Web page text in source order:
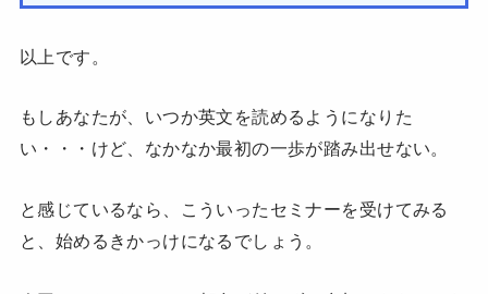
以上です。
もしあなたが、いつか英文を読めるようになりた
い・・・けど、なかなか最初の一歩が踏み出せない。
と感じているなら、こういったセミナーを受けてみる
と、始めるきかっけになるでしょう。